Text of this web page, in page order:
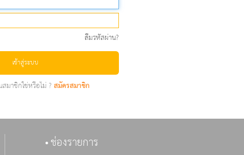
ลืมรหัสผ่าน?
เข้าสู่ระบบ
มาชิกใช่หรือไม่ ?สมัครสมาชิก
ช่องรายการ